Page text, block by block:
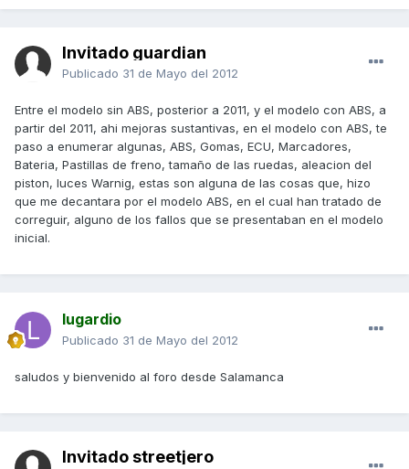
Invitado guardian
Publicado 31 de Mayo del 2012
Entre el modelo sin ABS, posterior a 2011, y el modelo con ABS, a
partir del 2011, ahi mejoras sustantivas, en el modelo con ABS, te
paso a enumerar algunas, ABS, Gomas, ECU, Marcadores,
Bateria, Pastillas de freno, tamaño de las ruedas, aleacion del
piston, luces Warnig, estas son alguna de las cosas que, hizo
que me decantara por el modelo ABS, en el cual han tratado de
correguir, alguno de los fallos que se presentaban en el modelo
inicial.
lugardio
Publicado 31 de Mayo del 2012
saludos y bienvenido al foro desde Salamanca
Invitado streetjero